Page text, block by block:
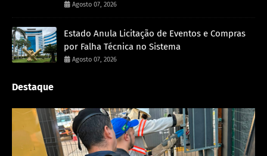
Agosto 07, 2026
Estado Anula Licitação de Eventos e Compras
por Falha Técnica no Sistema
Agosto 07, 2026
Destaque